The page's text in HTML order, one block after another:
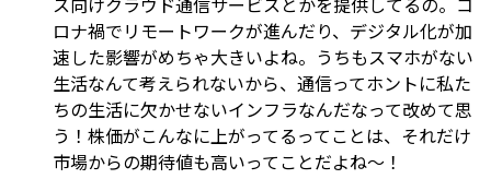
ロナ禍でリモートワークが進んだり、デジタル化が加
速した影響がめちゃ大きいよね。うちもスマホがない
生活なんて考えられないから、通信ってホントに私た
ちの生活に欠かせないインフラなんだなって改めて思
う！株価がこんなに上がってるってことは、それだけ
市場からの期待値も高いってことだよね〜！